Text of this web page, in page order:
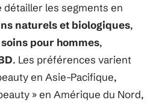
les segments en
naturels et biologiques,
soins pour hommes,
. Les préférences varient
en Asie-Pacifique,
» en Amérique du Nord,